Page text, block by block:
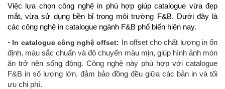
Việc lựa chọn công nghệ in phù hợp giúp catalogue vừa đẹp
mắt, vừa sử dụng bền bỉ trong môi trường F&B. Dưới đây là
các công nghệ in catalogue ngành F&B phổ biến hiện nay.
- In catalogue công nghệ offset: In offset cho chất lượng in ổn
định, màu sắc chuẩn và độ chuyển màu mịn, giúp hình ảnh món
ăn trở nên sống động. Công nghệ này phù hợp với catalogue
F&B in số lượng lớn, đảm bảo đồng đều giữa các bản in và tối
ưu chi phí.